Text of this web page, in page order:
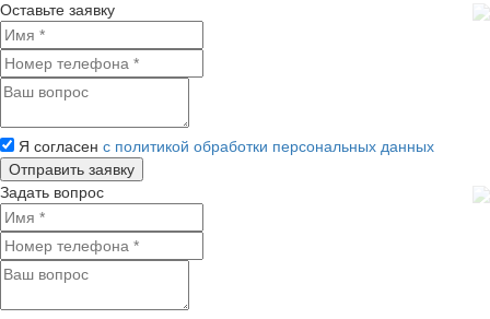
Оставьте заявку
Я согласен с политикой обработки персональных данных
Задать вопрос